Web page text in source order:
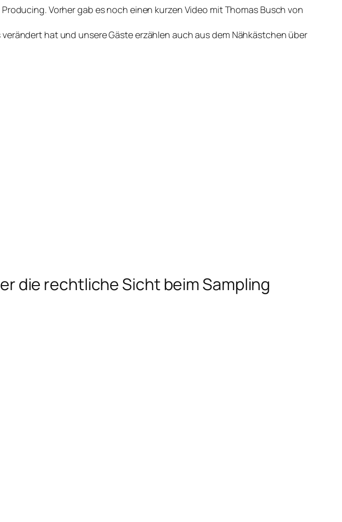
Vorher gab es noch einen kurzen Video mit Thomas Busch von
hat und unsere Gäste erzählen auch aus dem Nähkästchen über
die rechtliche Sicht beim Sampling